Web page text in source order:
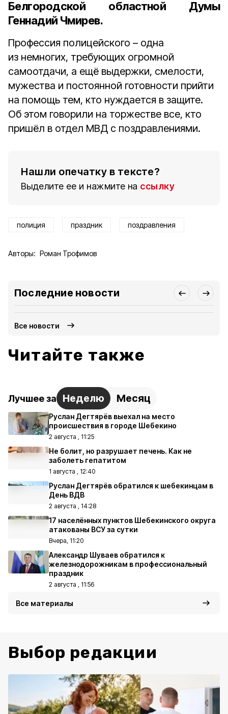
Белгородской областной Думы
Геннадий Чмирев.
Профессия полицейского – одна
из немногих, требующих огромной
самоотдачи, а ещё выдержки, смелости,
мужества и постоянной готовности прийти
на помощь тем, кто нуждается в защите.
Об этом говорили на торжестве все, кто
пришёл в отдел МВД с поздравлениями.
Нашли опечатку в тексте?
Выделите ее и нажмите на ссылку
полиция праздник поздравления
Авторы: Роман Трофимов
Последние новости
Все новости
Читайте также
Лучшее за Неделю Месяц
Руслан Дегтярёв выехал на место
происшествия в городе Шебекино
2 августа , 11:25
Не болит, но разрушает печень. Как не
заболеть гепатитом
1 августа , 12:40
Руслан Дегтярёв обратился к шебекинцам в
День ВДВ
2 августа , 14:28
17 населённых пунктов Шебекинского округа
атакованы ВСУ за сутки
Вчера, 11:20
Александр Шуваев обратился к
железнодорожникам в профессиональный
праздник
2 августа , 11:56
Все материалы
Выбор редакции